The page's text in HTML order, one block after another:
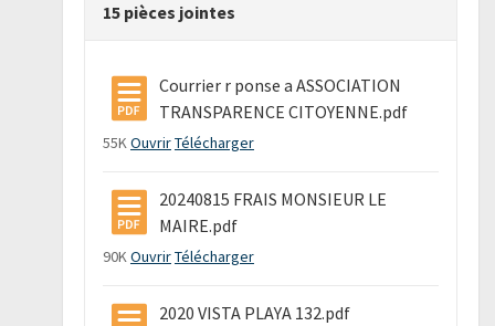
15 pièces jointes
Courrier r ponse a ASSOCIATION
TRANSPARENCE CITOYENNE.pdf
55KOuvrirTélécharger
20240815 FRAIS MONSIEUR LE
MAIRE.pdf
90KOuvrirTélécharger
2020 VISTA PLAYA 132.pdf